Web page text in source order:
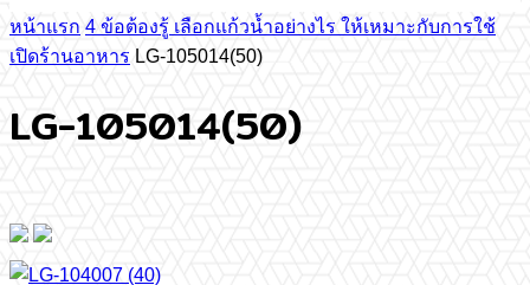
หน้าแรก 4 ข้อต้องรู้ เลือกแก้วน้ำอย่างไร ให้เหมาะกับการใช้
เปิดร้านอาหาร LG-105014(50)
LG-105014(50)